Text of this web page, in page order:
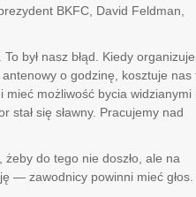
BKFC, David Feldman,
był nasz błąd. Kiedy
o godzinę, kosztuje nas
możliwość bycia widzianymi
stał się sławny. Pracujemy nad
żeby do tego nie doszło, ale na
— zawodnicy powinni mieć głos.